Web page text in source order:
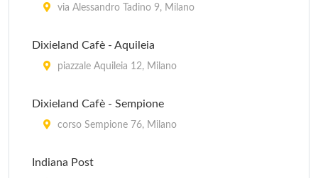
via Alessandro Tadino 9, Milano
Dixieland Cafè - Aquileia
piazzale Aquileia 12, Milano
Dixieland Cafè - Sempione
corso Sempione 76, Milano
Indiana Post